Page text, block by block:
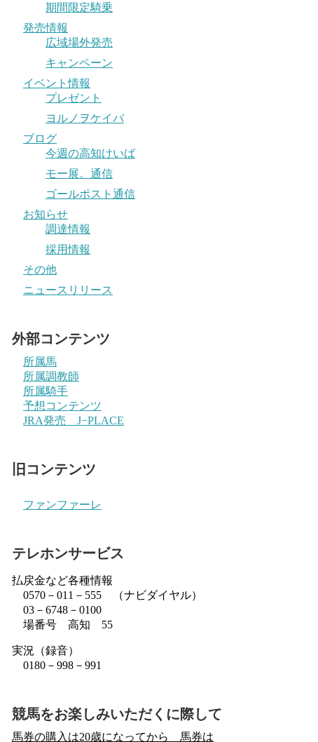
期間限定騎乗
発売情報
広域場外発売
キャンペーン
イベント情報
プレゼント
ヨルノヲケイバ
ブログ
今週の高知けいば
モー展。通信
ゴールポスト通信
お知らせ
調達情報
採用情報
その他
ニュースリリース
外部コンテンツ
所属馬
所属調教師
所属騎手
予想コンテンツ
JRA発売 J−PLACE
旧コンテンツ
ファンファーレ
テレホンサービス
払戻金など各種情報
0570－011－555 （ナビダイヤル）
03－6748－0100
場番号 高知 55
実況（録音）
0180－998－991
競馬をお楽しみいただくに際して
馬券の購入は20歳になってから 馬券は